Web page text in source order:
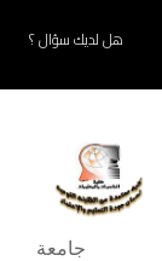
الرئيسي
هل لديك سؤال ؟
جامعة